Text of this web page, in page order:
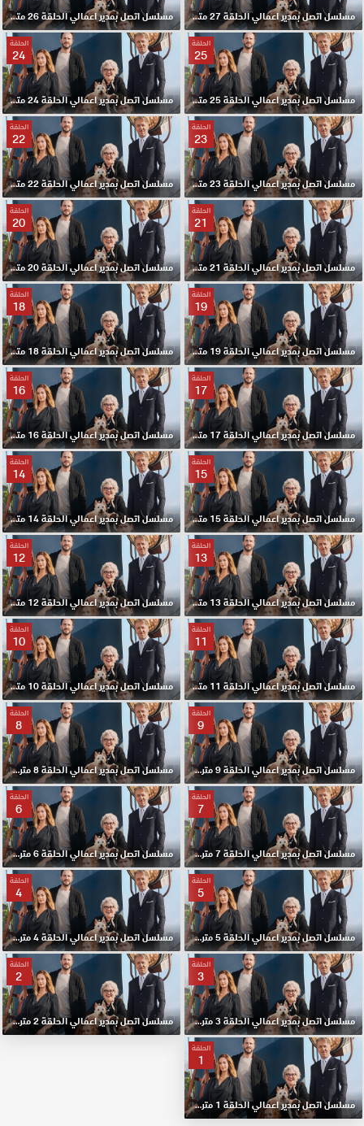
مسلسل اتصل بمدير اعمالي الحلقة 27 مترجم HD مسلسل اتصل بمدير اعمالي الحلقة 26 مترجم HD
الحلقة
25
مسلسل اتصل بمدير اعمالي الحلقة 25 مترجم HD
الحلقة
24
مسلسل اتصل بمدير اعمالي الحلقة 24 مترجم HD
الحلقة
23
مسلسل اتصل بمدير اعمالي الحلقة 23 مترجم HD
الحلقة
22
مسلسل اتصل بمدير اعمالي الحلقة 22 مترجم HD
الحلقة
21
مسلسل اتصل بمدير اعمالي الحلقة 21 مترجم HD
الحلقة
20
مسلسل اتصل بمدير اعمالي الحلقة 20 مترجم HD
الحلقة
19
مسلسل اتصل بمدير اعمالي الحلقة 19 مترجم HD
الحلقة
18
مسلسل اتصل بمدير اعمالي الحلقة 18 مترجم HD
الحلقة
17
مسلسل اتصل بمدير اعمالي الحلقة 17 مترجم HD
الحلقة
16
مسلسل اتصل بمدير اعمالي الحلقة 16 مترجم HD
الحلقة
15
مسلسل اتصل بمدير اعمالي الحلقة 15 مترجم HD
الحلقة
14
مسلسل اتصل بمدير اعمالي الحلقة 14 مترجم HD
الحلقة
13
مسلسل اتصل بمدير اعمالي الحلقة 13 مترجم HD
الحلقة
12
مسلسل اتصل بمدير اعمالي الحلقة 12 مترجم HD
الحلقة
11
مسلسل اتصل بمدير اعمالي الحلقة 11 مترجم HD
الحلقة
10
مسلسل اتصل بمدير اعمالي الحلقة 10 مترجم HD
الحلقة
9
مسلسل اتصل بمدير اعمالي الحلقة 9 مترجم HD
الحلقة
8
مسلسل اتصل بمدير اعمالي الحلقة 8 مترجم HD
الحلقة
7
مسلسل اتصل بمدير اعمالي الحلقة 7 مترجم HD
الحلقة
6
مسلسل اتصل بمدير اعمالي الحلقة 6 مترجم HD
الحلقة
5
مسلسل اتصل بمدير اعمالي الحلقة 5 مترجم HD
الحلقة
4
مسلسل اتصل بمدير اعمالي الحلقة 4 مترجم HD
الحلقة
3
مسلسل اتصل بمدير اعمالي الحلقة 3 مترجم HD
الحلقة
2
مسلسل اتصل بمدير اعمالي الحلقة 2 مترجم HD
الحلقة
1
مسلسل اتصل بمدير اعمالي الحلقة 1 مترجم HD